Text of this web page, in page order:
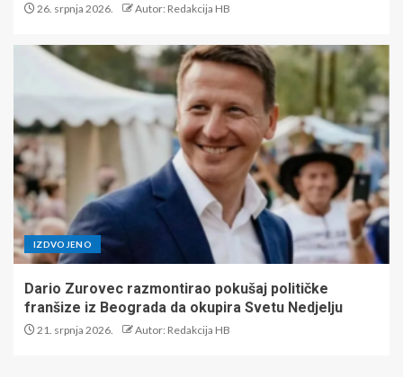
26. srpnja 2026. Autor: Redakcija HB
IZDVOJENO
Dario Zurovec razmontirao pokušaj političke
franšize iz Beograda da okupira Svetu Nedjelju
21. srpnja 2026. Autor: Redakcija HB